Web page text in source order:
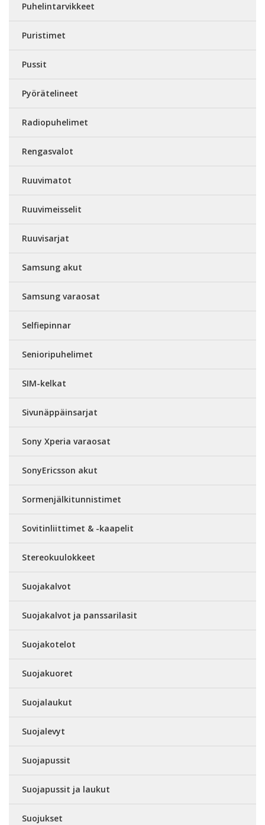
Puhelintarvikkeet
Puristimet
Pussit
Pyörätelineet
Radiopuhelimet
Rengasvalot
Ruuvimatot
Ruuvimeisselit
Ruuvisarjat
Samsung akut
Samsung varaosat
Selfiepinnar
Senioripuhelimet
SIM-kelkat
Sivunäppäinsarjat
Sony Xperia varaosat
SonyEricsson akut
Sormenjälkitunnistimet
Sovitinliittimet & -kaapelit
Stereokuulokkeet
Suojakalvot
Suojakalvot ja panssarilasit
Suojakotelot
Suojakuoret
Suojalaukut
Suojalevyt
Suojapussit
Suojapussit ja laukut
Suojukset